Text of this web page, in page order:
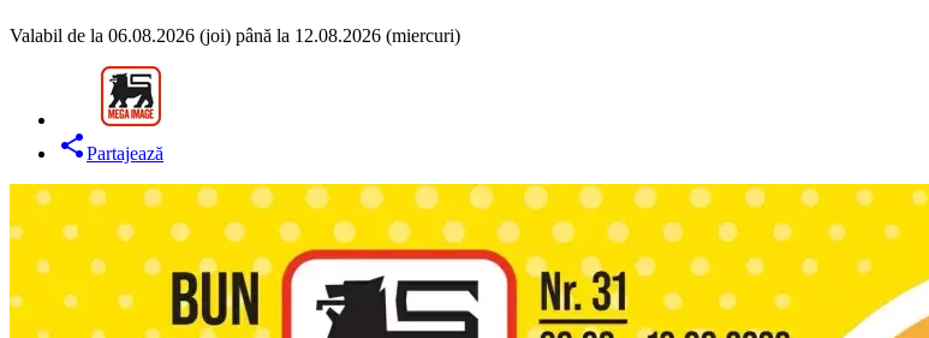
Valabil de la 06.08.2026 (joi) până la 12.08.2026 (miercuri)
Partajează